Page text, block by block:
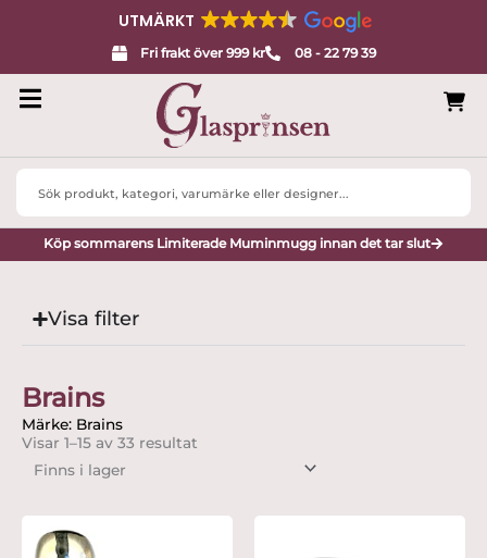
UTMÄRKT
Fri frakt över 999 kr 08 - 22 79 39
Search
Köp sommarens Limiterade Muminmugg innan det tar slut
Visa filter
Brains
Märke: Brains
Visar 1–15 av 33 resultat